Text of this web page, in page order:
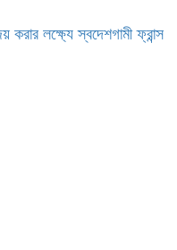
করার লক্ষ্যে স্বদেশগামী ফ্রান্স